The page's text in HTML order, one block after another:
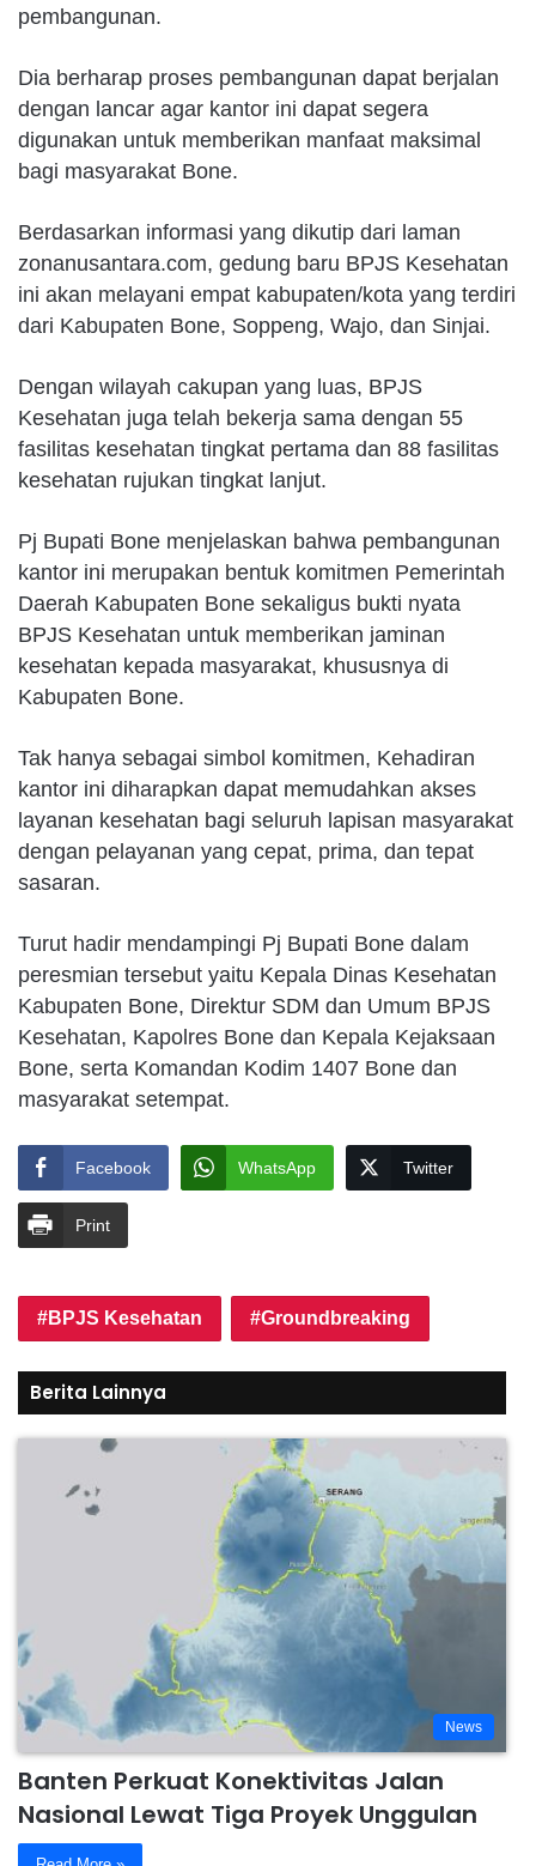
pembangunan.
Dia berharap proses pembangunan dapat berjalan
dengan lancar agar kantor ini dapat segera
digunakan untuk memberikan manfaat maksimal
bagi masyarakat Bone.
Berdasarkan informasi yang dikutip dari laman
zonanusantara.com, gedung baru BPJS Kesehatan
ini akan melayani empat kabupaten/kota yang terdiri
dari Kabupaten Bone, Soppeng, Wajo, dan Sinjai.
Dengan wilayah cakupan yang luas, BPJS
Kesehatan juga telah bekerja sama dengan 55
fasilitas kesehatan tingkat pertama dan 88 fasilitas
kesehatan rujukan tingkat lanjut.
Pj Bupati Bone menjelaskan bahwa pembangunan
kantor ini merupakan bentuk komitmen Pemerintah
Daerah Kabupaten Bone sekaligus bukti nyata
BPJS Kesehatan untuk memberikan jaminan
kesehatan kepada masyarakat, khususnya di
Kabupaten Bone.
Tak hanya sebagai simbol komitmen, Kehadiran
kantor ini diharapkan dapat memudahkan akses
layanan kesehatan bagi seluruh lapisan masyarakat
dengan pelayanan yang cepat, prima, dan tepat
sasaran.
Turut hadir mendampingi Pj Bupati Bone dalam
peresmian tersebut yaitu Kepala Dinas Kesehatan
Kabupaten Bone, Direktur SDM dan Umum BPJS
Kesehatan, Kapolres Bone dan Kepala Kejaksaan
Bone, serta Komandan Kodim 1407 Bone dan
masyarakat setempat.
Facebook WhatsApp Twitter
Print
BPJS Kesehatan Groundbreaking
Berita Lainnya
News
Banten Perkuat Konektivitas Jalan
Nasional Lewat Tiga Proyek Unggulan